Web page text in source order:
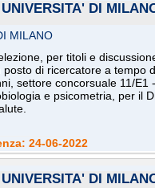
DI
MILANO
per titoli e
di ricercatore a tempo
settore concorsuale 11/E1
e psicometria, per il
24-06-2022
DI